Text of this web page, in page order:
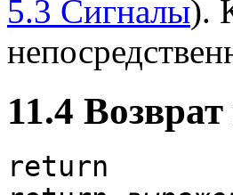
5.3 Сигналы).
11.4
return